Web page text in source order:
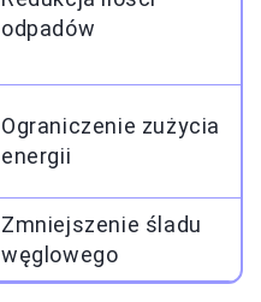
odpadów
Ograniczenie zużycia
energii
Zmniejszenie śladu
węglowego